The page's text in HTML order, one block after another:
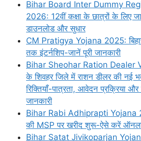
Bihar Board Inter Dummy
2026: 12वीं कक्षा के छात्रों के लिए
डाउनलोड और सुधार
CM Pratigya Yojana 2025:
तक इंटर्नशिप-जानें पूरी जानकारी
Bihar Sheohar Ration Dealer
के शिवहर जिले में राशन डीलर की नई
रिक्तियाँ-पात्रता, आवेदन प्रक्रिया और
जानकारी
Bihar Rabi Adhiprapti Yojana
की MSP पर खरीद शुरू-ऐसे करें
Bihar Satat Jivikoparjan